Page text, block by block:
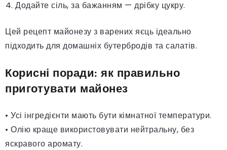
Додайте сіль, за бажанням — дрібку цукру.
Цей рецепт майонезу з варених яєць ідеально
підходить для домашніх бутербродів та салатів.
Корисні поради: як правильно
приготувати майонез
• Усі інгредієнти мають бути кімнатної температури.
• Олію краще використовувати нейтральну, без
яскравого аромату.